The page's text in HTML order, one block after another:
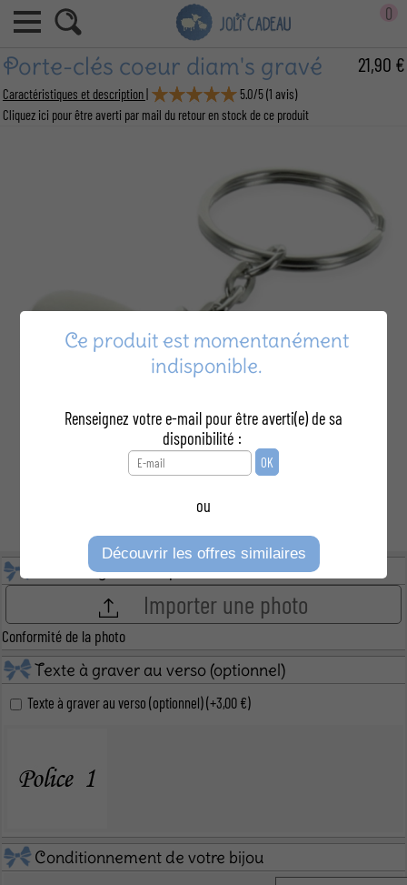
0
Porte-clés coeur diam's gravé
Caractéristiques et description | 5.0/5(1 avis)
Cliquez ici pour être averti par mail du retour en stock de ce produit
21,90 €
Téléchargez votre photo
Importer une photo
Conformité de la photo
Texte à graver au verso (optionnel)
Texte à graver au verso (optionnel) (+3,00 €)
Conditionnement de votre bijou
Ce produit est momentanément
indisponible.
Renseignez votre e-mail pour être averti(e) de sa
disponibilité :
ou
Découvrir les offres similaires